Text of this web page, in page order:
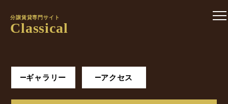
分譲賃貸専門サイト
Classical
ギャラリー アクセス